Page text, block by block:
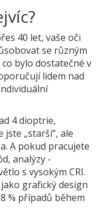
40 let, vaše oči
se různým
bylo dostatečné v
lidem nad
4 dioptrie,
„starší“, ale
A pokud pracujete
analýzy -
s vysokým CRI.
grafický design
% případů během